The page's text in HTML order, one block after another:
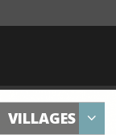
VILLAGES